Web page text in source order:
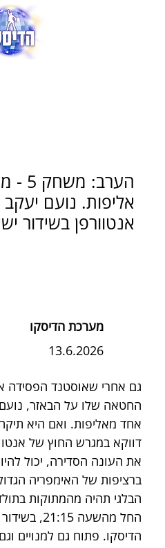
החטאה שלו על הבאזר,
אחד מאליפות. ואם היא
דווקא במגרש החוץ של
ברציפות של האימפריה
הבלגי תהיה מהמתוקות
החל מהשעה
הדיסקו. פתוח גם למנויים
מערכת הדיסקו
13.6.2026
אליפות. נועם
אנטוורפן בשידור